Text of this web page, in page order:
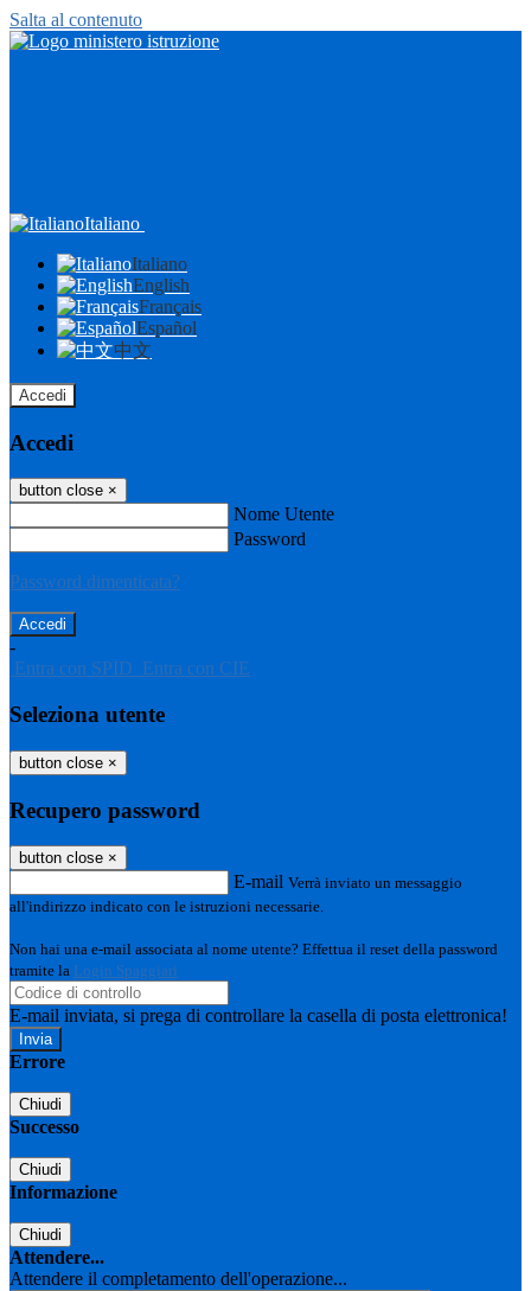
Salta al contenuto
Italiano
Italiano
English
Français
Español
中文
Accedi
Accedi
button close ×
Nome Utente
Password
Password dimenticata?
-
Entra con SPID Entra con CIE
Seleziona utente
button close ×
Recupero password
button close ×
E-mail Verrà inviato un messaggio
all'indirizzo indicato con le istruzioni necessarie.
Non hai una e-mail associata al nome utente? Effettua il reset della password
tramite la Login Spaggiari
E-mail inviata, si prega di controllare la casella di posta elettronica!
Errore
Chiudi
Successo
Chiudi
Informazione
Chiudi
Attendere...
Attendere il completamento dell'operazione...